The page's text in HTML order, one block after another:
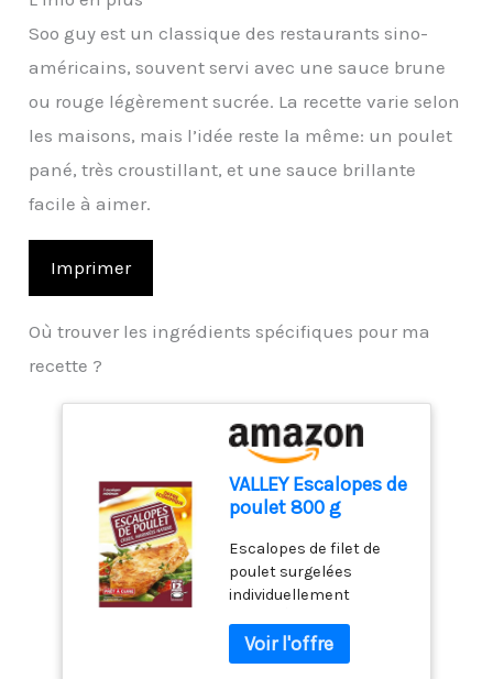
Soo guy est un classique des restaurants sino-
américains, souvent servi avec une sauce brune
ou rouge légèrement sucrée. La recette varie selon
les maisons, mais l’idée reste la même: un poulet
pané, très croustillant, et une sauce brillante
facile à aimer.
Imprimer
Où trouver les ingrédients spécifiques pour ma
recette ?
VALLEY Escalopes de
poulet 800 g
Escalopes de filet de
poulet surgelées
individuellement
COLZA DÉSIGNATION
LÉGALE DU PRODUIT: